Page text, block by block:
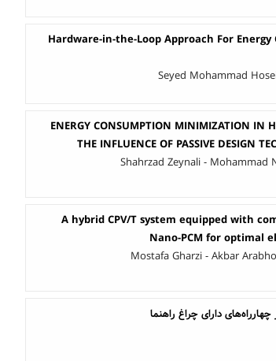
Hardware-in-the-Loop Approach For
Seyed Mohammad
ENERGY CONSUMPTION MINIMIZATION IN
THE INFLUENCE OF PASSIVE DESIGN
Shahrzad Zeynali - Mohammad
A hybrid CPV/T system equipped with
Nano-PCM for optimal
Mostafa Gharzi - Akbar
دارای چراغ راهنما